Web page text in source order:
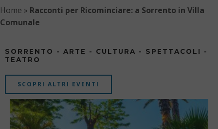
Home » Racconti per Ricominciare: a Sorrento in Villa
Comunale
SORRENTO - ARTE - CULTURA - SPETTACOLI -
TEATRO
SCOPRI ALTRI EVENTI